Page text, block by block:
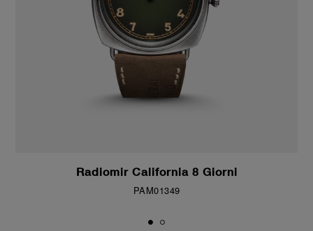
Radiomir California 8 Giorni
PAM01349